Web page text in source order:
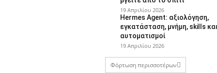
19 Απριλίου 2026
Hermes Agent: αξιολόγηση,
εγκατάσταση, μνήμη, skills και
αυτοματισμοί
19 Απριλίου 2026
Φόρτωση περισσοτέρων